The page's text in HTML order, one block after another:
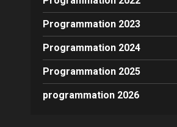
Programmation 2023
Programmation 2024
Programmation 2025
programmation 2026